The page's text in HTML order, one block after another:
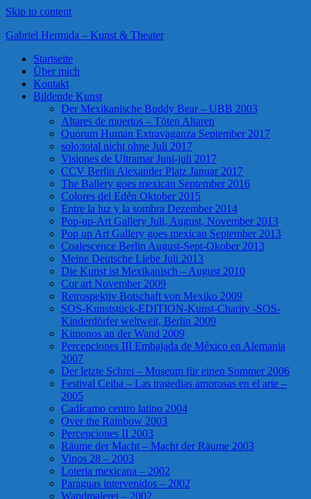
Skip to content
Gabriel Hermida – Kunst & Theater
Startseite
Über mich
Kontakt
Bildende Kunst
Der Mexikanische Buddy Bear – UBB 2003
Altares de muertos – Töten Altaren
Quorum Human Extravaganza September 2017
solo:total nicht ohne Juli 2017
Visiones de Ultramar Juni-juli 2017
CCV Berlin Alexander Platz Januar 2017
The Ballery goes mexican September 2016
Colores del Edén Oktober 2015
Entre la luz y la sombra Dezember 2014
Pop-up-Art Gallery Juli, August, November 2013
Pop up Art Gallery goes mexican September 2013
Coalescence Berlin August-Sept-Okober 2013
Meine Deutsche Liebe Juli 2013
Die Kunst ist Mexikanisch – August 2010
Cor art November 2009
Retrospektiv Botschaft von Mexiko 2009
SOS-Kunststück-EDITION-Kunst-Charity -SOS-
Kinderdörfer weltweit, Berlin 2009
Kimonos an der Wand 2009
Percepciones III Embajada de México en Alemania
2007
Der letzte Schrei – Museum für einen Sommer 2006
Festival Ceiba – Las tragedias amorosas en el arte –
2005
Cadícamo centro latino 2004
Over the Rainbow 2003
Percepciones II 2003
Räume der Macht – Macht der Räume 2003
Vinos 28 – 2003
Loteria mexicana – 2002
Paraguas intervenidos – 2002
Wandmalerei – 2002